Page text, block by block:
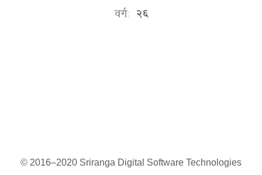
वर्गः २६
© 2016–2020 Sriranga Digital Software Technologies